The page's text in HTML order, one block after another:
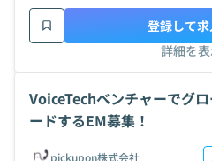
詳細を
登録して
VoiceTechベンチャーでグ
ードするEM募集！
pickupon株式会社